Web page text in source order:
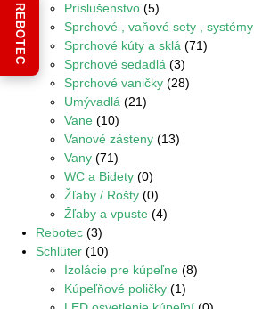
Príslušenstvo (5)
Sprchové , vaňové sety , systémy
Sprchové kúty a sklá (71)
Sprchové sedadlá (3)
Sprchové vaničky (28)
Umývadlá (21)
Vane (10)
Vanové zásteny (13)
Vany (71)
WC a Bidety (0)
Žľaby / Rošty (0)
Žľaby a vpuste (4)
Rebotec (3)
Schlüter (10)
Izolácie pre kúpeľne (8)
Kúpeľňové poličky (1)
REBOTEC